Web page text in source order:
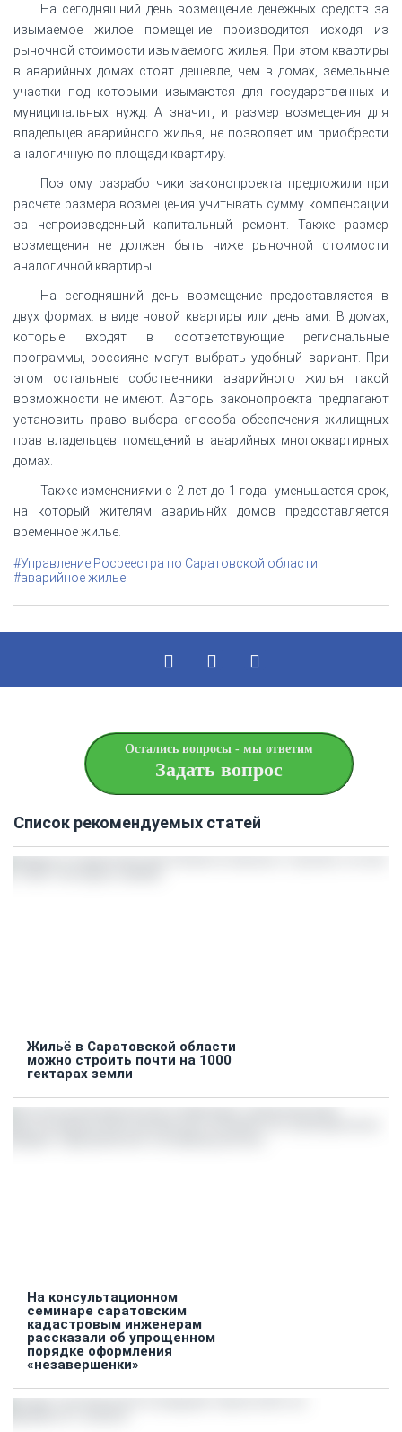
На сегодняшний день возмещение денежных средств за
изымаемое жилое помещение производится исходя из
рыночной стоимости изымаемого жилья. При этом квартиры
в аварийных домах стоят дешевле, чем в домах, земельные
участки под которыми изымаются для государственных и
муниципальных нужд. А значит, и размер возмещения для
владельцев аварийного жилья, не позволяет им приобрести
аналогичную по площади квартиру.
Поэтому разработчики законопроекта предложили при
расчете размера возмещения учитывать сумму компенсации
за непроизведенный капитальный ремонт. Также размер
возмещения не должен быть ниже рыночной стоимости
аналогичной квартиры.
На сегодняшний день возмещение предоставляется в
двух формах: в виде новой квартиры или деньгами. В домах,
которые входят в соответствующие региональные
программы, россияне могут выбрать удобный вариант. При
этом остальные собственники аварийного жилья такой
возможности не имеют. Авторы законопроекта предлагают
установить право выбора способа обеспечения жилищных
прав владельцев помещений в аварийных многоквартирных
домах.
Также изменениями с 2 лет до 1 года уменьшается срок,
на который жителям авариынйх домов предоставляется
временное жилье.
#Управление Росреестра по Саратовской области
#аварийное жилье
Остались вопросы - мы ответим
Задать вопрос
Список рекомендуемых статей
Жильё в Саратовской области
можно строить почти на 1000
гектарах земли
На консультационном
семинаре саратовским
кадастровым инженерам
рассказали об упрощенном
порядке оформления
«незавершенки»